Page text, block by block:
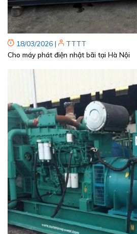
18/03/2026 |
TTTT
Cho máy phát điện nhật bãi tại Hà Nội